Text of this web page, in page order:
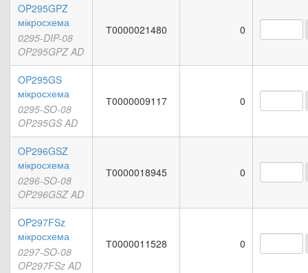
OP295GPZ
мікросхема
0295-DIP-08
OP295GPZ AD
Т0000021480 0
OP295GS
мікросхема
0295-SO-08
OP295GS AD
Т0000009117 0
OP296GSZ
мікросхема
0296-SO-08
OP296GSZ AD
Т0000018945 0
OP297FSz
мікросхема
0297-SO-08
OP297FSz AD
Т0000011528 0